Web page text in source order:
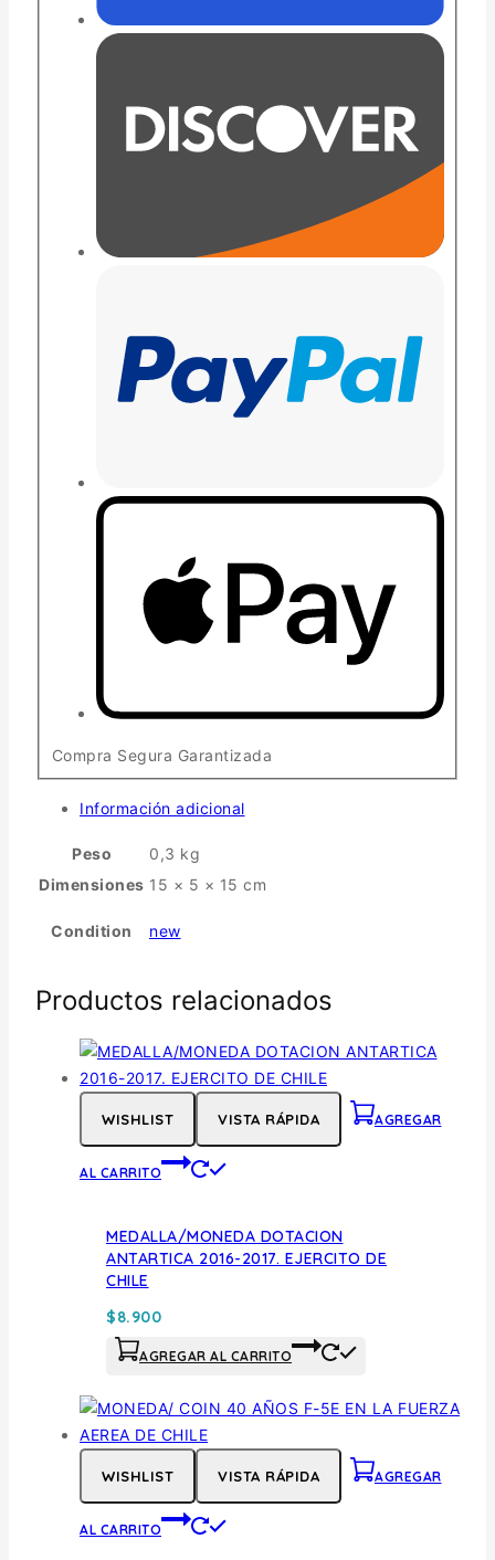
Compra Segura Garantizada
Información adicional
Peso
0,3 kg
Dimensiones 15 × 5 × 15 cm
Condition new
Productos relacionados
WISHLIST VISTA RÁPIDA AGREGAR
AL CARRITO
MEDALLA/MONEDA DOTACION
ANTARTICA 2016-2017. EJERCITO DE
CHILE
$8.900
AGREGAR AL CARRITO
WISHLIST VISTA RÁPIDA AGREGAR
AL CARRITO